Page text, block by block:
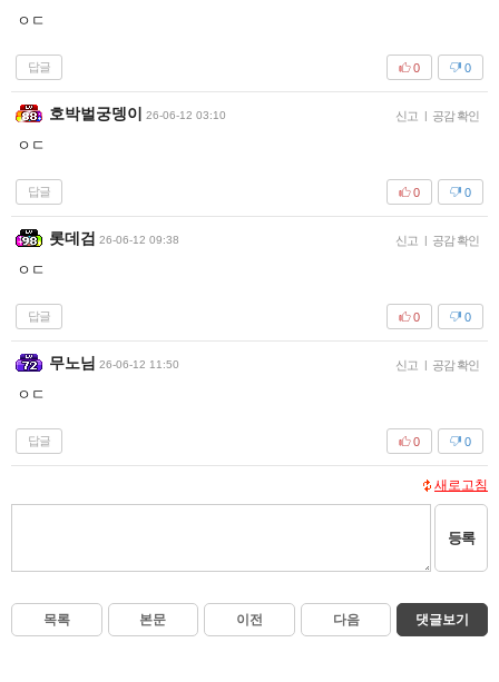
ㅇㄷ
답글 0
0
호박벌궁뎅이 26-06-12 03:10 신고 | 공감 확인
ㅇㄷ
답글 0
0
롯데검 26-06-12 09:38 신고 | 공감 확인
ㅇㄷ
답글 0
0
무노님 26-06-12 11:50 신고 | 공감 확인
ㅇㄷ
답글 0
0
새로고침
등록
목록 본문 이전 다음 댓글보기